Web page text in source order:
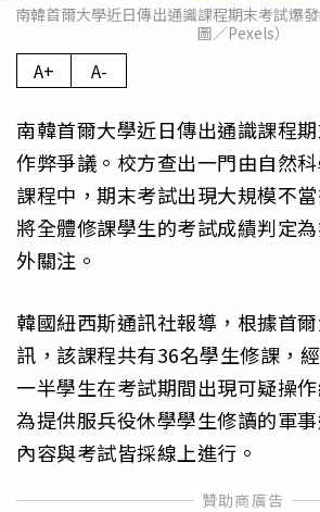
南韓首爾大學近日傳出通識課程期末考試爆
圖／Pexels）
A+ A-
南韓首爾大學近日傳出通識課程
作弊爭議。校方查出一門由自然
課程中，期末考試出現大規模不
將全體修課學生的考試成績判定
外關注。
韓國紐西斯通訊社報導，根據首
訊，該課程共有36名學生修課，
一半學生在考試期間出現可疑操
為提供服兵役休學學生修讀的軍
內容與考試皆採線上進行。